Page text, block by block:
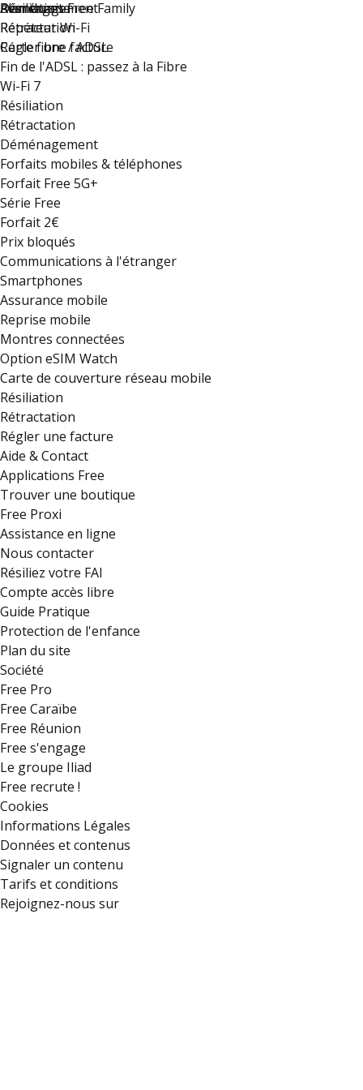
Déménagement
Résiliation
Rétractation
Régler une facture
Plan du site
Avantages Free Family
Répéteur Wi-Fi
Carte fibre / ADSL
Fin de l'ADSL : passez à la Fibre
Wi-Fi 7
Résiliation
Rétractation
Déménagement
Forfaits mobiles & téléphones
Forfait Free 5G+
Série Free
Forfait 2€
Prix bloqués
Communications à l'étranger
Smartphones
Assurance mobile
Reprise mobile
Montres connectées
Option eSIM Watch
Carte de couverture réseau mobile
Résiliation
Rétractation
Régler une facture
Aide & Contact
Applications Free
Trouver une boutique
Free Proxi
Assistance en ligne
Nous contacter
Résiliez votre FAI
Compte accès libre
Guide Pratique
Protection de l'enfance
Plan du site
Société
Free Pro
Free Caraïbe
Free Réunion
Free s'engage
Le groupe Iliad
Free recrute !
Cookies
Informations Légales
Données et contenus
Signaler un contenu
Tarifs et conditions
Rejoignez-nous sur